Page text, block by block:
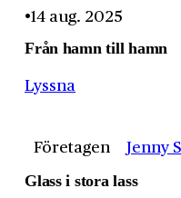
14 aug. 2025
Från hamn till hamn
Lyssna
Företagen Jenny
Glass i stora lass